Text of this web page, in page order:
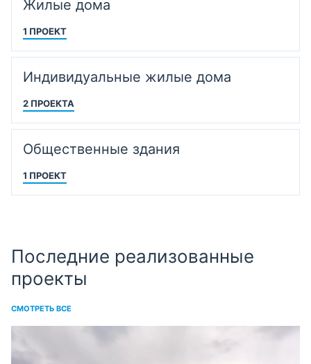
Жилые дома
1 ПРОЕКТ
Индивидуальные жилые дома
2 ПРОЕКТА
Общественные здания
1 ПРОЕКТ
Последние реализованные
проекты
СМОТРЕТЬ ВСЕ